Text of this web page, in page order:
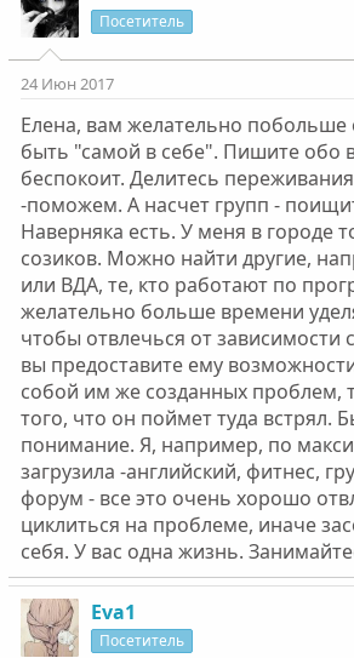
Посетитель
24 Июн 2017
Елена, вам желательно побольше
быть "самой в себе". Пишите обо
беспокоит. Делитесь
-поможем. А насчет групп -
Наверняка есть. У меня в городе
созиков. Можно найти другие,
или ВДА, те, кто работают по
желательно больше времени
чтобы отвлечься от
вы предоставите ему
собой им же созданных проблем,
того, что он поймет туда встрял.
понимание. Я, например, по
загрузила -английский, фитнес,
форум - все это очень хорошо
циклиться на проблеме, иначе
себя. У вас одна жизнь.
Eva1
Посетитель